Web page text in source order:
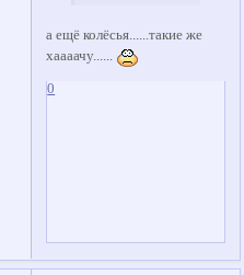
а ещё колёсья......такие же
хаааачу......
0